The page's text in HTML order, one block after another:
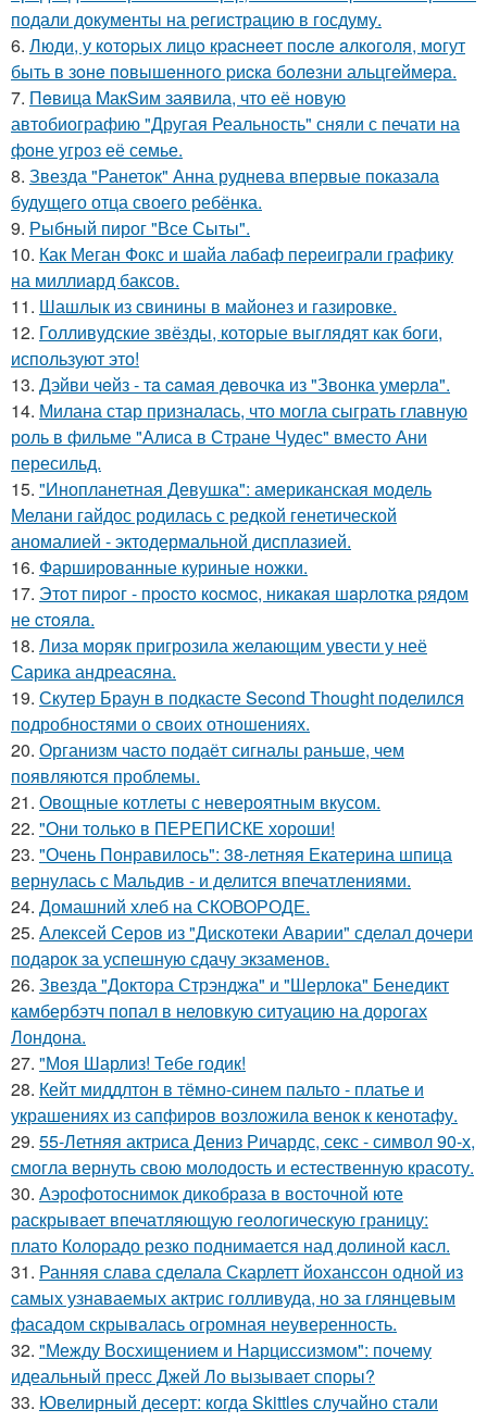
подали документы на регистрацию в госдуму.
6. Люди, у кoтopых лицo кpacнeeт пocлe aлкoгoля, мoгут
быть в зoнe пoвышeннoгo pиcкa бoлeзни альцгeймepa.
7. Пeвица MакSим заявила, что её новую
автобиографию "Другая Реальность" сняли с печати на
фоне угроз её семье.
8. Звезда "Ранеток" Анна руднева впервые показала
будущего отца своего ребёнка.
9. Рыбный пирог "Все Сыты".
10. Как Меган Фокс и шайа лабаф переиграли графику
на миллиард баксов.
11. Шашлык из свинины в майонез и газировке.
12. Голливудские звёзды, которые выглядят как боги,
используют это!
13. Дэйви чeйз - тa caмaя дeвoчкa из "Звoнкa умepлa".
14. Милана стар призналась, что могла сыграть главную
роль в фильме "Алиса в Стране Чудес" вместо Ани
пересильд.
15. "Инопланетная Девушка": американская модель
Мелани гайдос родилась с редкой генетической
аномалией - эктодермальной дисплазией.
16. Фаршированные куриные ножки.
17. Этoт пиpoг - пpocтo кocмoc, никaкaя шapлoткa pядoм
не cтoялa.
18. Лиза моряк пригрозила желающим увести у неё
Сарика андреасяна.
19. Скутер Браун в подкасте Second Thought поделился
подробностями о своих отношениях.
20. Организм часто подаёт сигналы раньше, чем
появляются проблемы.
21. Овощные котлеты с невероятным вкусом.
22. "Они только в ПЕРЕПИСКЕ хороши!
23. "Очень Понравилось": 38-летняя Екатерина шпица
вернулась с Мальдив - и делится впечатлениями.
24. Домашний хлеб на СКОВОРОДЕ.
25. Алексей Серов из "Дискотеки Аварии" сделал дочери
подарок за успешную сдачу экзаменов.
26. Звезда "Доктора Стрэнджа" и "Шерлока" Бенедикт
камбербэтч попал в неловкую ситуацию на дорогах
Лондона.
27. "Моя Шарлиз! Тебе годик!
28. Кейт миддлтон в тёмно-синем пальто - платье и
украшениях из сапфиров возложила венок к кенотафу.
29. 55-Летняя актриса Дениз Ричардс, секс - символ 90-х,
смогла вернуть свою молодость и естественную красоту.
30. Аэрофотоснимок дикобpaза в восточной юте
раскрывает впечатляющую геологическую границу:
плато Колорадо резко поднимается над долиной касл.
31. Ранняя слава сделала Скарлетт йоханссон одной из
самых узнаваемых актрис голливуда, но за глянцевым
фасадом скрывалась огромная неуверенность.
32. "Между Восхищением и Нарциссизмом": почему
идеальный пресс Джей Ло вызывает споры?
33. Ювелирный десерт: когда Skittles случайно стали